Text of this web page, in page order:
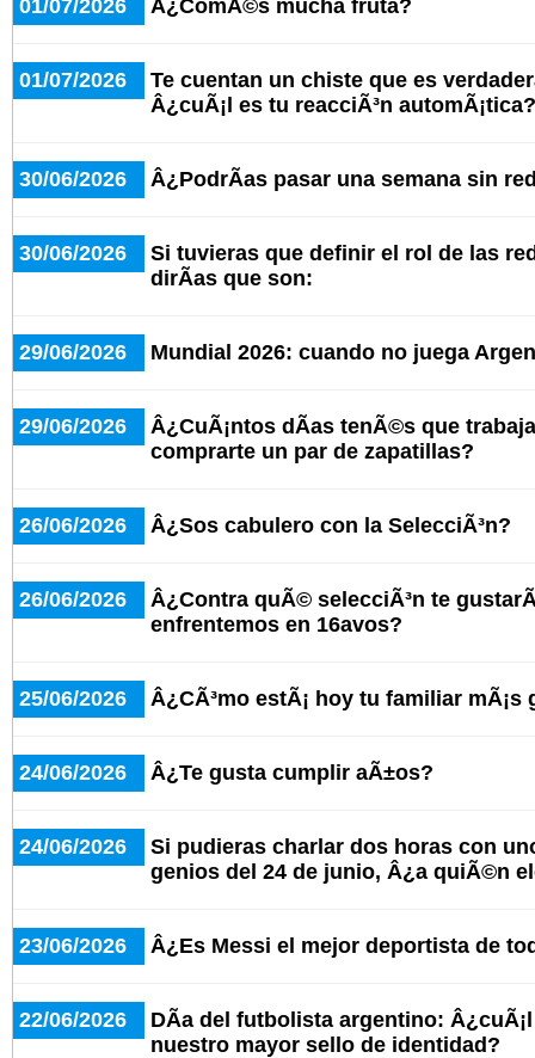
01/07/2026 Â¿ComÃ©s mucha fruta?
01/07/2026
Te cuentan un chiste que es
Â¿cuÃ¡l es tu reacciÃ³n automÃ¡tica?
30/06/2026 Â¿PodrÃ­as pasar una semana sin
30/06/2026
Si tuvieras que definir el rol de las
dirÃ­as que son:
29/06/2026 Mundial 2026: cuando no juega
29/06/2026
Â¿CuÃ¡ntos dÃ­as tenÃ©s que
comprarte un par de zapatillas?
26/06/2026 Â¿Sos cabulero con la SelecciÃ³n?
26/06/2026
Â¿Contra quÃ© selecciÃ³n te
enfrentemos en 16avos?
25/06/2026 Â¿CÃ³mo estÃ¡ hoy tu familiar mÃ¡s
24/06/2026 Â¿Te gusta cumplir aÃ±os?
24/06/2026
Si pudieras charlar dos horas con
genios del 24 de junio, Â¿a quiÃ©n
23/06/2026 Â¿Es Messi el mejor deportista de
22/06/2026
DÃ­a del futbolista argentino:
nuestro mayor sello de identidad?